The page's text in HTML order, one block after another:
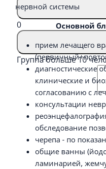
0
Группа больше 10
нервной системы
Основной
прием лечащего
диагностические
клинические и
согласованию с
консультации
обследование
черепа - по
общие ванны
ламинарией,